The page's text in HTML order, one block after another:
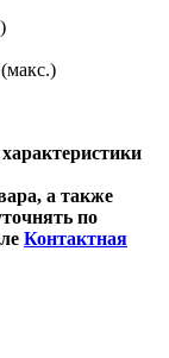
а также
по
Контактная